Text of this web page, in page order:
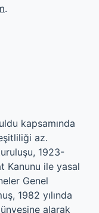
.
kapsamında
az.
1923-
Kanunu ile yasal
Genel
1982 yılında
alarak